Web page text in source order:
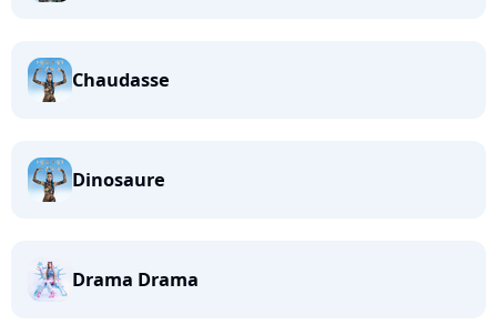
Chaudasse
Dinosaure
Drama Drama